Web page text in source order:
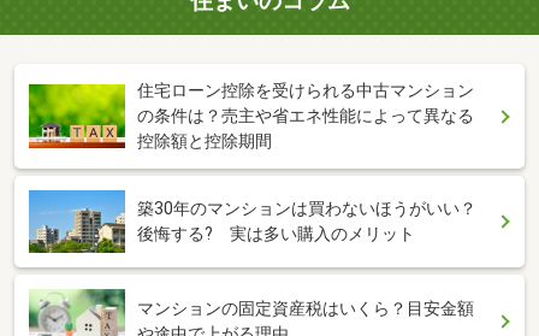
住宅ローン控除を受けられる中古マンション
の条件は？売主や省エネ性能によって異なる
控除額と控除期間
築30年のマンションは買わないほうがいい？
後悔する? 実は多い購入のメリット
マンションの固定資産税はいくら？目安金額